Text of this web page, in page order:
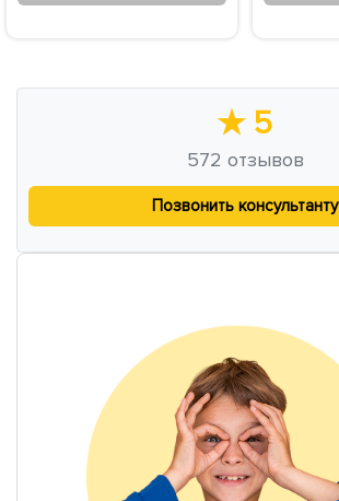
★ 5
572 отзывов
Позвонить консультанту